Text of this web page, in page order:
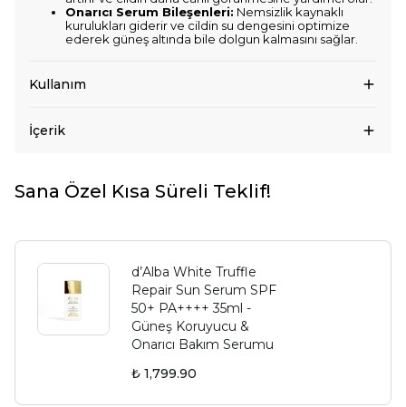
Onarıcı Serum Bileşenleri: Nemsizlik kaynaklı
kurulukları giderir ve cildin su dengesini optimize
ederek güneş altında bile dolgun kalmasını sağlar.
Kullanım
İçerik
Sana Özel Kısa Süreli Teklif!
d’Alba White Truffle
Repair Sun Serum SPF
50+ PA++++ 35ml -
Güneş Koruyucu &
Onarıcı Bakım Serumu
₺ 1,799.90